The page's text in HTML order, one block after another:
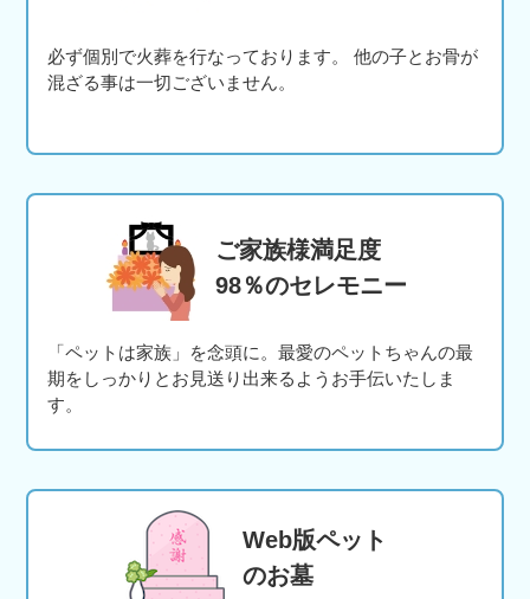
必ず個別で火葬を行なっております。 他の子とお骨が
混ざる事は一切ございません。
ご家族様満足度
98％のセレモニー
「ペットは家族」を念頭に。最愛のペットちゃんの最
期をしっかりとお見送り出来るようお手伝いたしま
す。
Web版ペット
のお墓